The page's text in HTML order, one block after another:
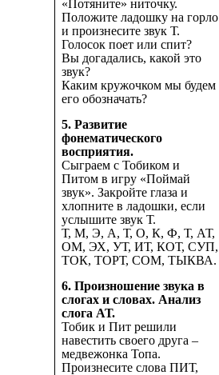
«Потяните» ниточку.
Положите ладошку на горло
и произнесите звук Т.
Голосок поет или спит?
Вы догадались, какой это
звук?
Каким кружочком мы будем
его обозначать?
5. Развитие
фонематического
восприятия.
Сыграем с Тобиком и
Питом в игру «Поймай
звук». Закройте глаза и
хлопните в ладошки, если
услышите звук Т.
Т, М, Э, А, Т, О, К, Ф, Т, АТ,
ОМ, ЭХ, УТ, ИТ, КОТ, СУП,
ТОК, ТОРТ, СОМ, ТЫКВА.
6. Произношение звука в
слогах и словах. Анализ
слога АТ.
Тобик и Пит решили
навестить своего друга –
медвежонка Топа.
Произнесите слова ПИТ,